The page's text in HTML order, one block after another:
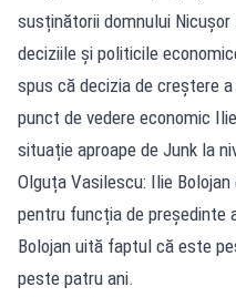
susținătorii domnului
deciziile și politicile
spus că decizia de creștere
punct de vedere economic
situație aproape de Junk la
Olguța Vasilescu: Ilie
pentru funcția de președinte
Bolojan uită faptul că este
peste patru ani.